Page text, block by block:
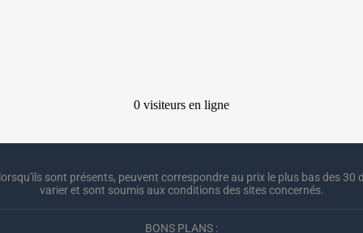
sont présents, peuvent correspondre au prix le plus bas des 30
varier et sont soumis aux conditions des sites concernés.
BONS PLANS :